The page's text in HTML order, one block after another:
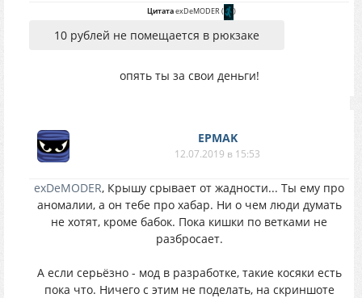
ЦитатаexDeMODER( )
10 рублей не помещается в рюкзаке
опять ты за свои деньги!
EPMAK
12.07.2019 в 15:53
exDeMODER, Крышу срывает от жадности... Ты ему про
аномалии, а он тебе про хабар. Ни о чем люди думать
не хотят, кроме бабок. Пока кишки по ветками не
разбросает.
А если серьёзно - мод в разработке, такие косяки есть
пока что. Ничего с этим не поделать, на скриншоте